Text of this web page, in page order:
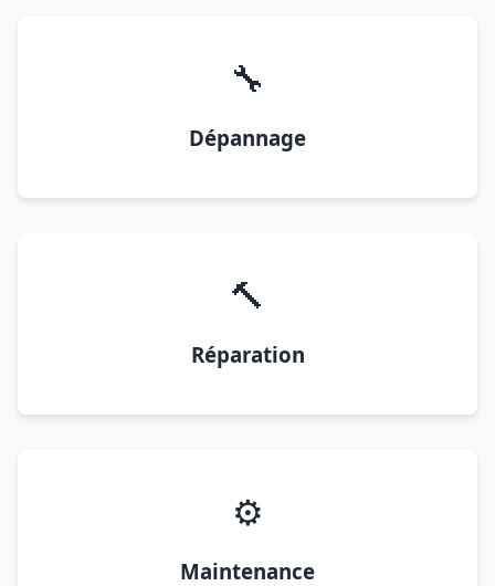
🔧
Dépannage
🔨
Réparation
⚙️
Maintenance